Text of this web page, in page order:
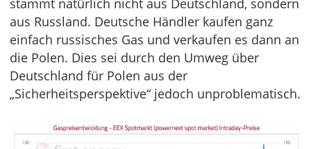
stammt natürlich nicht aus Deutschland, sondern
aus Russland. Deutsche Händler kaufen ganz
einfach russisches Gas und verkaufen es dann an
die Polen. Dies sei durch den Umweg über
Deutschland für Polen aus der
„Sicherheitsperspektive“ jedoch unproblematisch.